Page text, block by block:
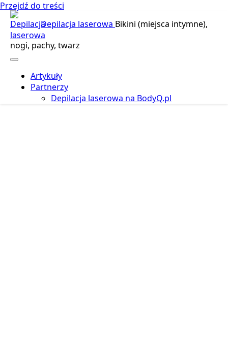
Przejdź do treści
Depilacja laserowa Bikini (miejsca intymne),
nogi, pachy, twarz
Artykuły
Partnerzy
Depilacja laserowa na BodyQ.pl